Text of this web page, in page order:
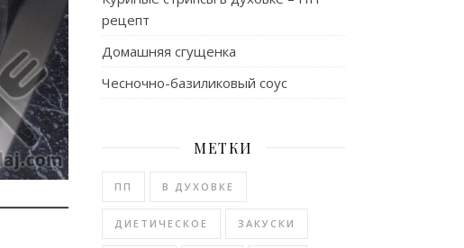
рецепт
Домашняя сгущенка
Чесночно-базиликовый соус
МЕТКИ
ПП В ДУХОВКЕ
ДИЕТИЧЕСКОЕ ЗАКУСКИ